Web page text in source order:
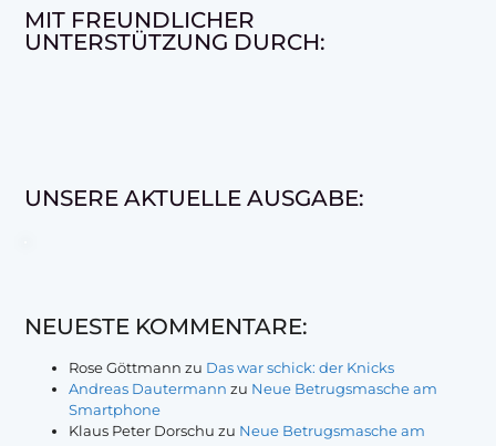
MIT FREUNDLICHER
UNTERSTÜTZUNG DURCH:
UNSERE AKTUELLE AUSGABE:
NEUESTE KOMMENTARE:
Rose Göttmann zu Das war schick: der Knicks
Andreas Dautermann zu Neue Betrugsmasche am
Smartphone
Klaus Peter Dorschu zu Neue Betrugsmasche am